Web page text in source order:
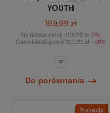
YOUTH
199,99 zł
Najniższa cena:199,99 zł 0%
Cena katalogowa:329,99 zł -39%
32
Do porównania
Promocja